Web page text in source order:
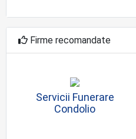
Firme recomandate
Servicii Funerare
Condolio